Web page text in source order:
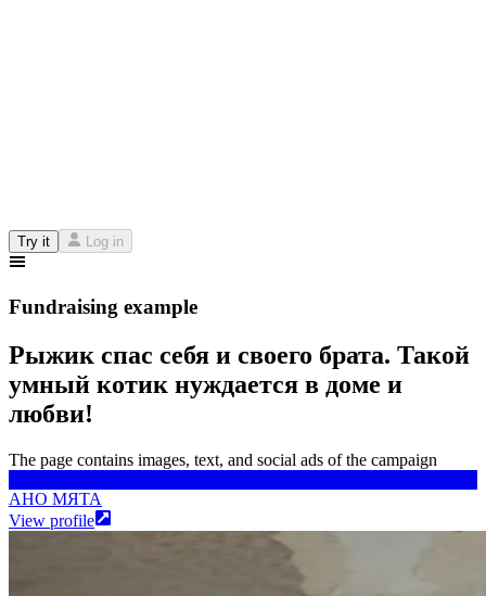
Try it Log in
Fundraising example
Рыжик спас себя и своего брата. Такой
умный котик нуждается в доме и
любви!
The page contains images, text, and social ads of the campaign
АНО МЯТА
View profile